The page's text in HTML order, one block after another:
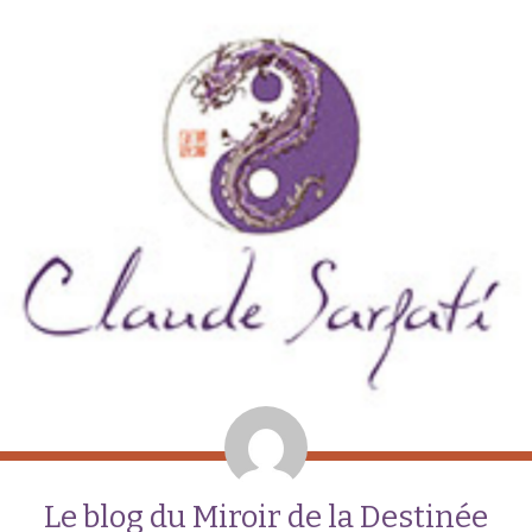
Le blog du Miroir de la Destinée